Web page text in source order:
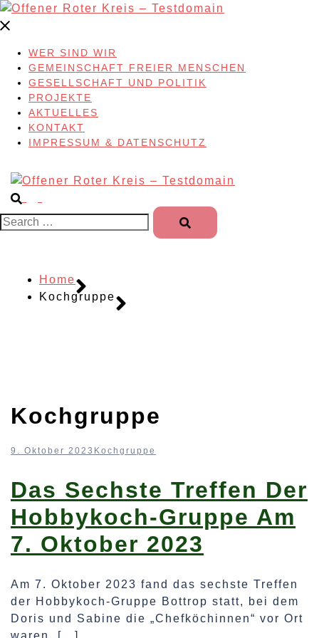
Skip
to
WER SIND WIR
GEMEINSCHAFT FREIER MENSCHEN
GESELLSCHAFT UND POLITIK
PROJEKTE
AKTUELLES
KONTAKT
IMPRESSUM & DATENSCHUTZ
Search…
Home
Kochgruppe
Kochgruppe
9. Oktober 2023 Kochgruppe
Das Sechste Treffen Der
Hobbykoch-Gruppe Am
7. Oktober 2023
Am 7. Oktober 2023 fand das sechste Treffen
der Hobbykoch-Gruppe Bottrop statt, bei dem
Doris und Sabine die „Chefköchinnen“ vor Ort